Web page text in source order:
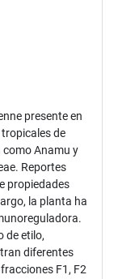
presente en
de
Anamu y
Reportes
propiedades
la planta ha
de etilo,
diferentes
F1, F2